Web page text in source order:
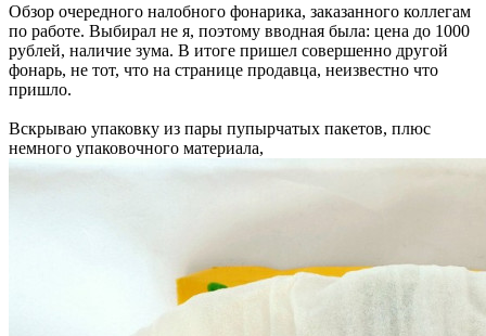
Обзор очередного налобного фонарика, заказанного коллегам
по работе. Выбирал не я, поэтому вводная была: цена до 1000
рублей, наличие зума. В итоге пришел совершенно другой
фонарь, не тот, что на странице продавца, неизвестно что
пришло.
Вскрываю упаковку из пары пупырчатых пакетов, плюс
немного упаковочного материала,